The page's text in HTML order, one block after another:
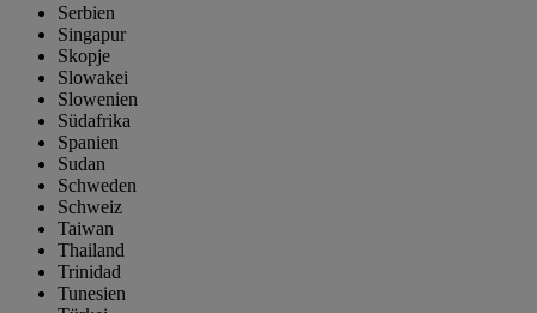
Serbien
Singapur
Skopje
Slowakei
Slowenien
Südafrika
Spanien
Sudan
Schweden
Schweiz
Taiwan
Thailand
Trinidad
Tunesien